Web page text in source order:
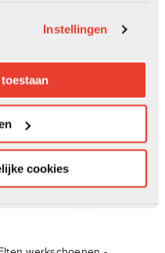
Instellingen
cookies